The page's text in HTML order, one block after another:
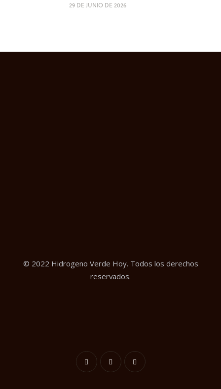
29 DE JUNIO DE 2026
© 2022 Hidrogeno Verde Hoy. Todos los derechos
reservados.